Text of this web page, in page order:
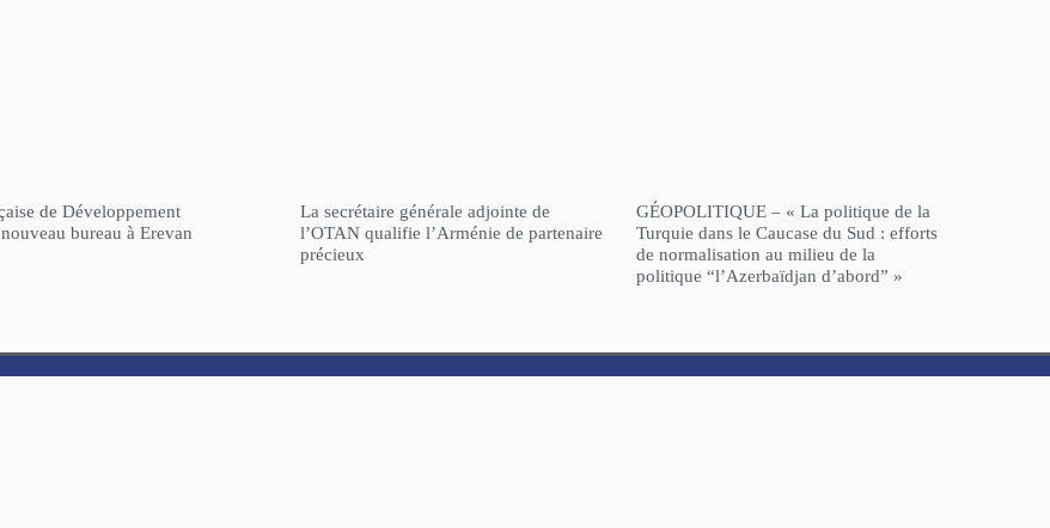
de Développement
bureau à Erevan
La secrétaire générale adjointe de
l’OTAN qualifie l’Arménie de partenaire
précieux
GÉOPOLITIQUE – « La politique de la
Turquie dans le Caucase du Sud : efforts
de normalisation au milieu de la
politique “l’Azerbaïdjan d’abord” »